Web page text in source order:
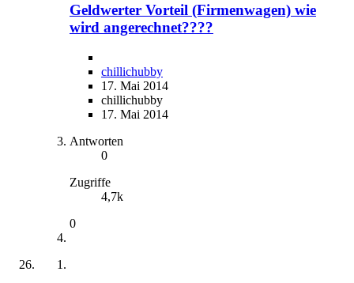
Geldwerter Vorteil (Firmenwagen) wie
wird angerechnet????
chillichubby
17. Mai 2014
chillichubby
17. Mai 2014
Antworten
0
Zugriffe
4,7k
0